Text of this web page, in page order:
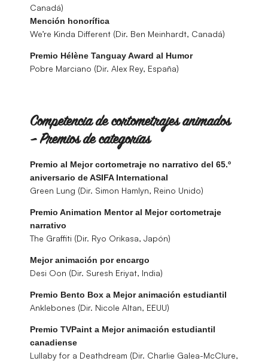
Canadá)
Mención honorífica
We’re Kinda Different (Dir. Ben Meinhardt, Canadá)
Premio Hélène Tanguay Award al Humor
Pobre Marciano (Dir. Alex Rey, España)
Competencia de cortometrajes animados
– Premios de categorías
Premio al Mejor cortometraje no narrativo del 65.º
aniversario de ASIFA International
Green Lung (Dir. Simon Hamlyn, Reino Unido)
Premio Animation Mentor al Mejor cortometraje
narrativo
The Graffiti (Dir. Ryo Orikasa, Japón)
Mejor animación por encargo
Desi Oon (Dir. Suresh Eriyat, India)
Premio Bento Box a Mejor animación estudiantil
Anklebones (Dir. Nicole Altan, EEUU)
Premio TVPaint a Mejor animación estudiantil
canadiense
Lullaby for a Deathdream (Dir. Charlie Galea-McClure,